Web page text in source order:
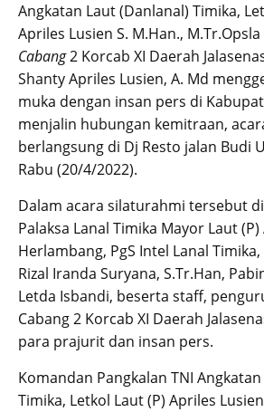
Angkatan Laut (Danlanal) Timika,
Apriles Lusien S. M.Han.,
Cabang2 Korcab XI Daerah
Shanty Apriles Lusien, A. Md
muka dengan insan pers di
menjalin hubungan kemitraan,
berlangsung di Dj Resto jalan Budi
Rabu (20/4/2022).
Dalam acara silaturahmi tersebut
Palaksa Lanal Timika Mayor Laut (P)
Herlambang, PgS Intel Lanal
Rizal Iranda Suryana, S.Tr.Han,
Letda Isbandi, beserta staff,
Cabang 2 Korcab XI Daerah
para prajurit dan insan pers.
Komandan Pangkalan TNI
Timika, Letkol Laut (P) Apriles